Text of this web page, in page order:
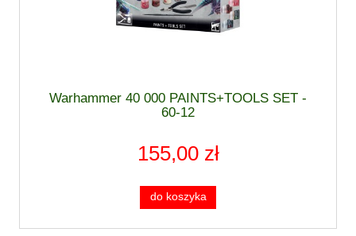
Warhammer 40 000 PAINTS+TOOLS SET -
60-12
155,00 zł
do koszyka